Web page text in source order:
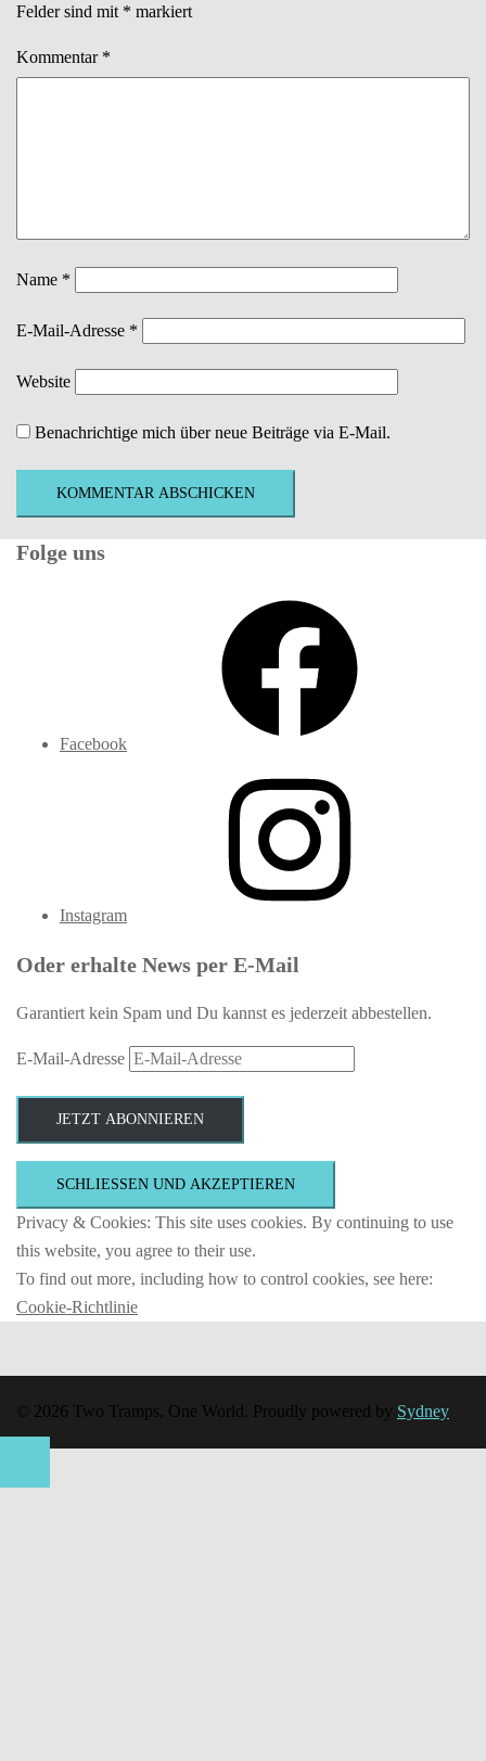
Felder sind mit * markiert
Kommentar *
Name *
E-Mail-Adresse *
Website
Benachrichtige mich über neue Beiträge via E-Mail.
Folge uns
Facebook
Instagram
Oder erhalte News per E-Mail
Garantiert kein Spam und Du kannst es jederzeit abbestellen.
E-Mail-Adresse
JETZT ABONNIEREN
Privacy & Cookies: This site uses cookies. By continuing to use
this website, you agree to their use.
To find out more, including how to control cookies, see here:
Cookie-Richtlinie
© 2026 Two Tramps, One World. Proudly powered by Sydney